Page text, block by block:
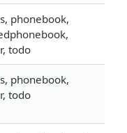
phonebook,
todo
phonebook,
todo